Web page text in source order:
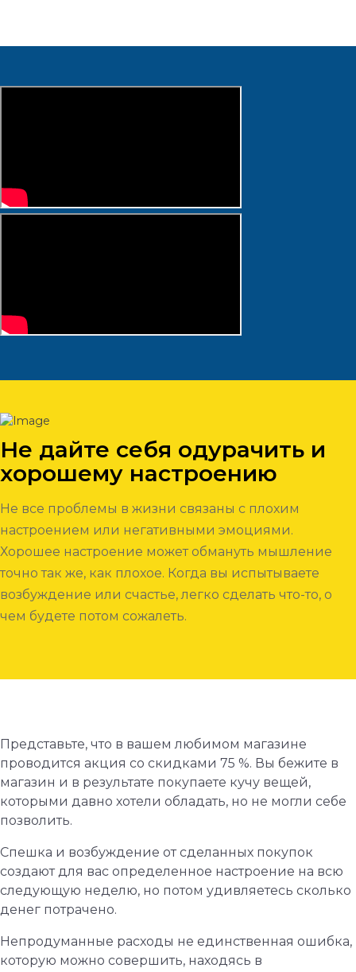
Не дайте себя одурачить и
хорошему настроению
Не все проблемы в жизни связаны с плохим
настроением или негативными эмоциями.
Хорошее настроение может обмануть мышление
точно так же, как плохое. Когда вы испытываете
возбуждение или счастье, легко сделать что-то, о
чем будете потом сожалеть.
Представьте, что в вашем любимом магазине
проводится акция со скидками 75 %. Вы бежите в
магазин и в результате покупаете кучу вещей,
которыми давно хотели обладать, но не могли себе
позволить.
Спешка и возбуждение от сделанных покупок
создают для вас определенное настроение на всю
следующую неделю, но потом удивляетесь сколько
денег потрачено.
Непродуманные расходы не единственная ошибка,
которую можно совершить, находясь в